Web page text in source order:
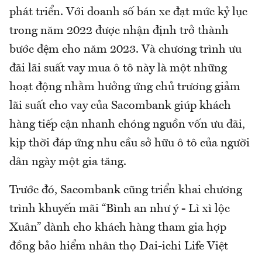
phát triển. Với doanh số bán xe đạt mức kỷ lục
trong năm 2022 được nhận định trở thành
bước đệm cho năm 2023. Và chương trình ưu
đãi lãi suất vay mua ô tô này là một những
hoạt động nhằm hưởng ứng chủ trương giảm
lãi suất cho vay của Sacombank giúp khách
hàng tiếp cận nhanh chóng nguồn vốn ưu đãi,
kịp thời đáp ứng nhu cầu sở hữu ô tô của người
dân ngày một gia tăng.
Trước đó, Sacombank cũng triển khai chương
trình khuyến mãi “Bình an như ý - Lì xì lộc
Xuân” dành cho khách hàng tham gia hợp
đồng bảo hiểm nhân thọ Dai-ichi Life Việt